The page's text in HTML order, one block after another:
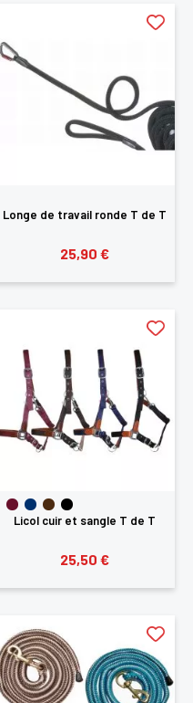
Longe de travail ronde T de T
25,90 €
Licol cuir et sangle T de T
25,50 €